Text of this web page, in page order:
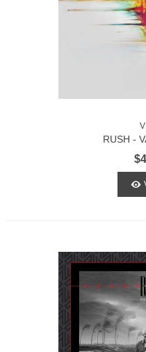
RUSH -